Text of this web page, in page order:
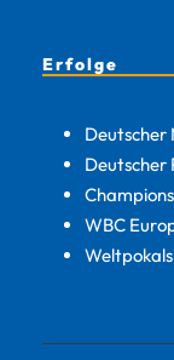
Erfolge
Deutscher
Deutscher
WBC